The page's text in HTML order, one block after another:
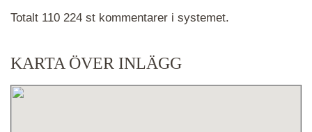
Totalt 110 224 st kommentarer i systemet.
KARTA ÖVER INLÄGG